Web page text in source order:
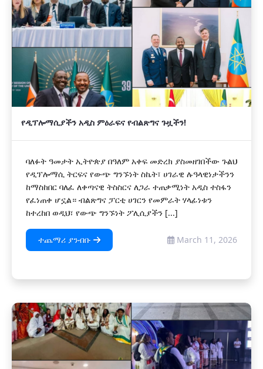
የዲፕሎማሲያችን አዲስ ምዕራፍና የብልጽግና ጉዟችን!
ባለፉት ዓመታት ኢትዮጵያ በዓለም አቀፍ መድረክ ያስመዘገበችው ጉልህ
የዲፕሎማሲ ትርፍና የውጭ ግንኙነት ስኬት፣ ሀገራዊ ሉዓላዊነታችንን
ከማስከበር ባለፈ ለቀጣናዊ ትስስርና ለጋራ ተጠቃሚነት አዲስ ተስፋን
የፈነጠቀ ሆኗል። ብልጽግና ፓርቲ ሀገርን የመምራት ሃላፊነቱን
ከተረከበ ወዲህ፣ የውጭ ግንኙነት ፖሊሲያችን [...]
ተጨማሪ ያንብቡ March 11, 2026